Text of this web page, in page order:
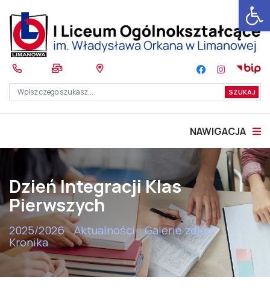
NAWIGACJA
Dzień Integracji Klas
Pierwszych
2025/2026 Aktualności Galerie zdjęć
Kronika